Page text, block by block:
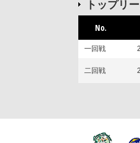
トップリ
No.
一回戦
二回戦